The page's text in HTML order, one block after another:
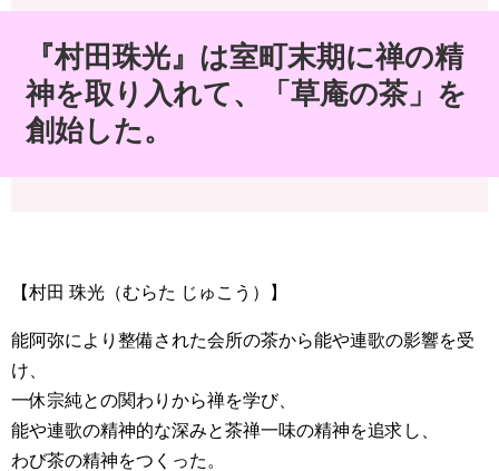
『村田珠光』は室町末期に禅の精
神を取り入れて、「草庵の茶」を
創始した。
【村田 珠光（むらた じゅこう）】
能阿弥により整備された会所の茶から能や連歌の影響を受
け、
一休宗純との関わりから禅を学び、
能や連歌の精神的な深みと茶禅一味の精神を追求し、
わび茶の精神をつくった。